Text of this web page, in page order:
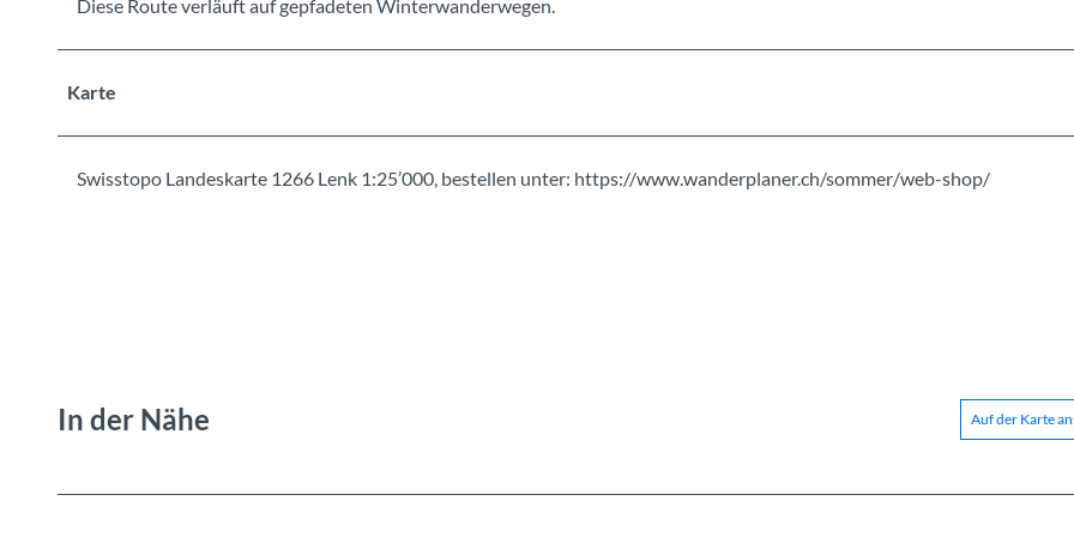
Diese Route verläuft auf gepfadeten Winterwanderwegen.
Karte
Swisstopo Landeskarte 1266 Lenk 1:25’000, bestellen unter: https://www.wanderplaner.ch/sommer/web-shop/
In der Nähe Auf der Karte